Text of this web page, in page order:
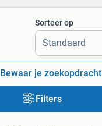
Alle afstanden…
Sorteer op
Bewaar je zoekopdracht
Filters